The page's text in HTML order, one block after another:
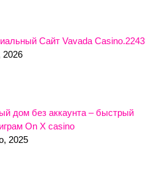
Сайт Vavada Casino.2243
2026
дом без аккаунта – быстрый
On X casino
2025